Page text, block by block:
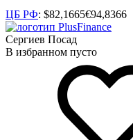
ЦБ РФ: $82,1665€94,8366
Сергиев Посад
В избранном пусто